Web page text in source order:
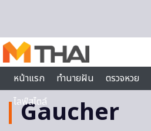
หน้าแรก
ทำนายฝัน ตรวจหวย
ไลฟ์สไตล์
Gaucher